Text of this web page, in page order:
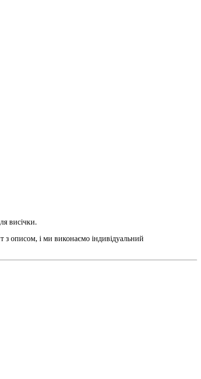
висічки.
з описом, і ми виконаємо індивідуальний